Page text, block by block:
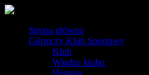
Strona główna
Górniczy Klub Sportowy
Klub
Władze klubu
Historia